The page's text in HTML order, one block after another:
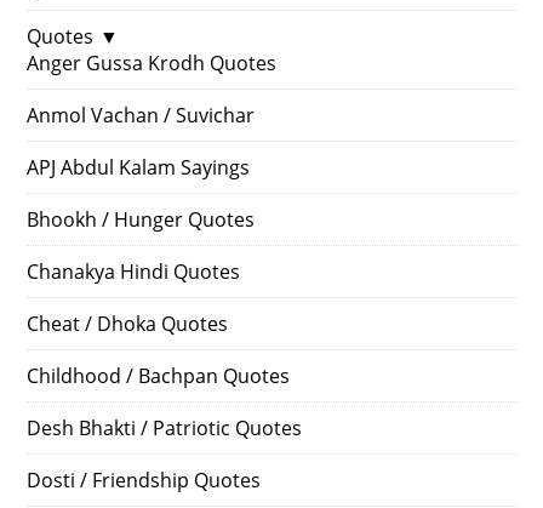
Quotes ▼
Anger Gussa Krodh Quotes
Anmol Vachan / Suvichar
APJ Abdul Kalam Sayings
Bhookh / Hunger Quotes
Chanakya Hindi Quotes
Cheat / Dhoka Quotes
Childhood / Bachpan Quotes
Desh Bhakti / Patriotic Quotes
Dosti / Friendship Quotes